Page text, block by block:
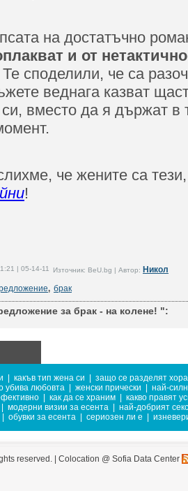
на достатъчно
и от
Те споделили, че са
веднага казват
си, вместо да я държат в
че жените са
!
| 05-14-11 Източник: BeU.bg | Автор: Никол
, брак
за брак - на колене! ":
какъв тип жена си
защо се разделят
убива любовта женски прически
най-
как да се храним
какво правят
модерни визии за есента
най-добрият секс
обувки за есента сериозен ли е
reserved. | Colocation @ Sofia Data Center